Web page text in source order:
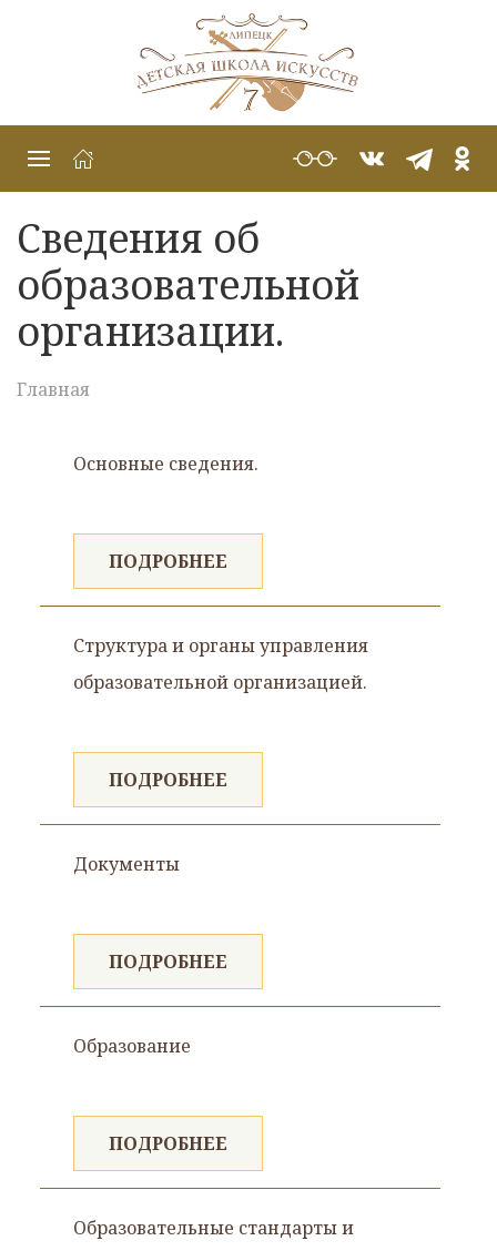
Сведения об
образовательной
организации.
Главная
Основные сведения.
ПОДРОБНЕЕ
Структура и органы управления
образовательной организацией.
ПОДРОБНЕЕ
Документы
ПОДРОБНЕЕ
Образование
ПОДРОБНЕЕ
Образовательные стандарты и